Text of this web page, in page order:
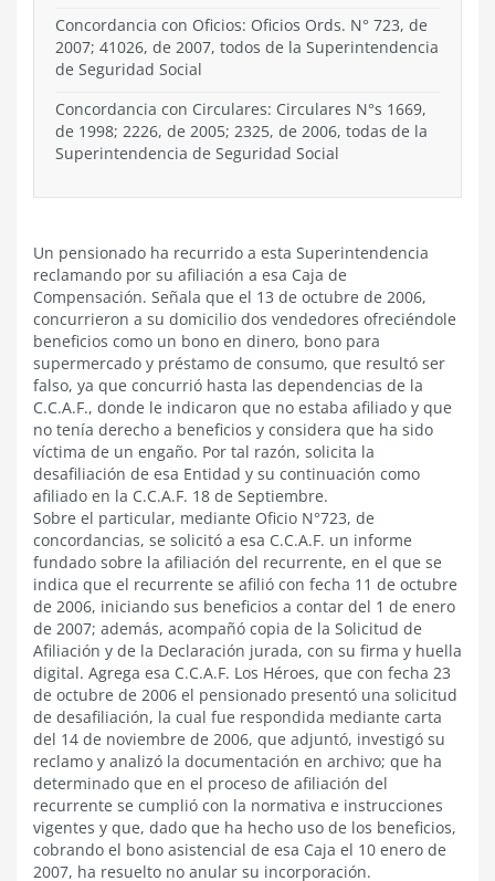
Concordancia con Oficios: Oficios Ords. N° 723, de
2007; 41026, de 2007, todos de la Superintendencia
de Seguridad Social
Concordancia con Circulares: Circulares N°s 1669,
de 1998; 2226, de 2005; 2325, de 2006, todas de la
Superintendencia de Seguridad Social
Un pensionado ha recurrido a esta Superintendencia
reclamando por su afiliación a esa Caja de
Compensación. Señala que el 13 de octubre de 2006,
concurrieron a su domicilio dos vendedores ofreciéndole
beneficios como un bono en dinero, bono para
supermercado y préstamo de consumo, que resultó ser
falso, ya que concurrió hasta las dependencias de la
C.C.A.F., donde le indicaron que no estaba afiliado y que
no tenía derecho a beneficios y considera que ha sido
víctima de un engaño. Por tal razón, solicita la
desafiliación de esa Entidad y su continuación como
afiliado en la C.C.A.F. 18 de Septiembre.
Sobre el particular, mediante Oficio N°723, de
concordancias, se solicitó a esa C.C.A.F. un informe
fundado sobre la afiliación del recurrente, en el que se
indica que el recurrente se afilió con fecha 11 de octubre
de 2006, iniciando sus beneficios a contar del 1 de enero
de 2007; además, acompañó copia de la Solicitud de
Afiliación y de la Declaración jurada, con su firma y huella
digital. Agrega esa C.C.A.F. Los Héroes, que con fecha 23
de octubre de 2006 el pensionado presentó una solicitud
de desafiliación, la cual fue respondida mediante carta
del 14 de noviembre de 2006, que adjuntó, investigó su
reclamo y analizó la documentación en archivo; que ha
determinado que en el proceso de afiliación del
recurrente se cumplió con la normativa e instrucciones
vigentes y que, dado que ha hecho uso de los beneficios,
cobrando el bono asistencial de esa Caja el 10 enero de
2007, ha resuelto no anular su incorporación.